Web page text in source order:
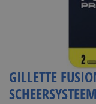
GILLETTE